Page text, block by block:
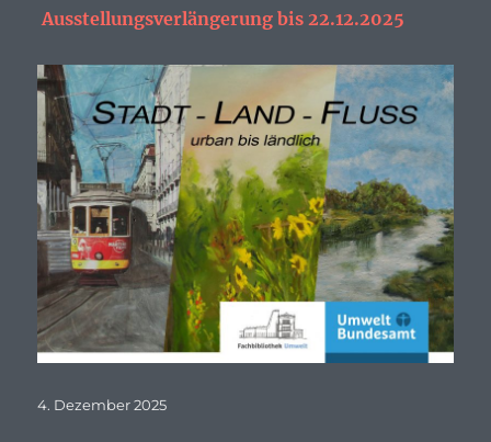
Ausstellungsverlängerung bis 22.12.2025
Veröffentlicht
4. Dezember 2025